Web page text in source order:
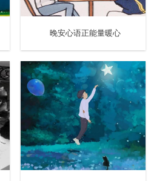
晚安心语正能量暖心